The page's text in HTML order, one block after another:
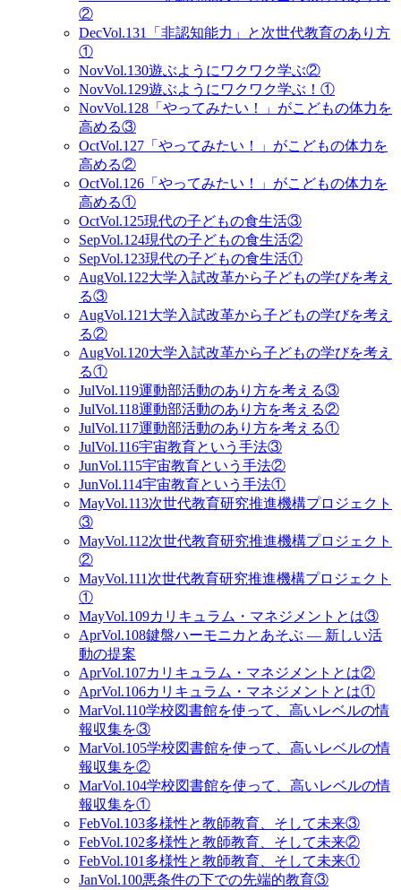
②
DecVol.131
「非認知能力」と次世代教育のあり方
①
NovVol.130遊ぶようにワクワク学ぶ②
NovVol.129遊ぶようにワクワク学ぶ！①
NovVol.128 「やってみたい！」がこどもの体力を
高める③
OctVol.127 「やってみたい！」がこどもの体力を
高める②
OctVol.126 「やってみたい！」がこどもの体力を
高める①
OctVol.125現代の子どもの食生活③
SepVol.124現代の子どもの食生活②
SepVol.123現代の子どもの食生活①
AugVol.122大学入試改革から子どもの学びを考え
る③
AugVol.121 大学入試改革から子どもの学びを考え
る②
AugVol.120大学入試改革から子どもの学びを考え
る①
JulVol.119運動部活動のあり方を考える③
JulVol.118運動部活動のあり方を考える②
JulVol.117運動部活動のあり方を考える①
JulVol.116宇宙教育という手法③
JunVol.115宇宙教育という手法②
JunVol.114宇宙教育という手法①
MayVol.113次世代教育研究推進機構プロジェクト
③
MayVol.112次世代教育研究推進機構プロジェクト
②
MayVol.111 次世代教育研究推進機構プロジェクト
①
MayVol.109カリキュラム・マネジメントとは③
AprVol.108鍵盤ハーモニカとあそぶ ― 新しい活
動の提案
AprVol.107カリキュラム・マネジメントとは②
AprVol.106カリキュラム・マネジメントとは①
MarVol.110学校図書館を使って、高いレベルの情
報収集を③
MarVol.105学校図書館を使って、高いレベルの情
報収集を②
MarVol.104学校図書館を使って、高いレベルの情
報収集を①
FebVol.103多様性と教師教育、そして未来③
FebVol.102多様性と教師教育、そして未来②
FebVol.101 多様性と教師教育、そして未来①
JanVol.100悪条件の下での先端的教育③